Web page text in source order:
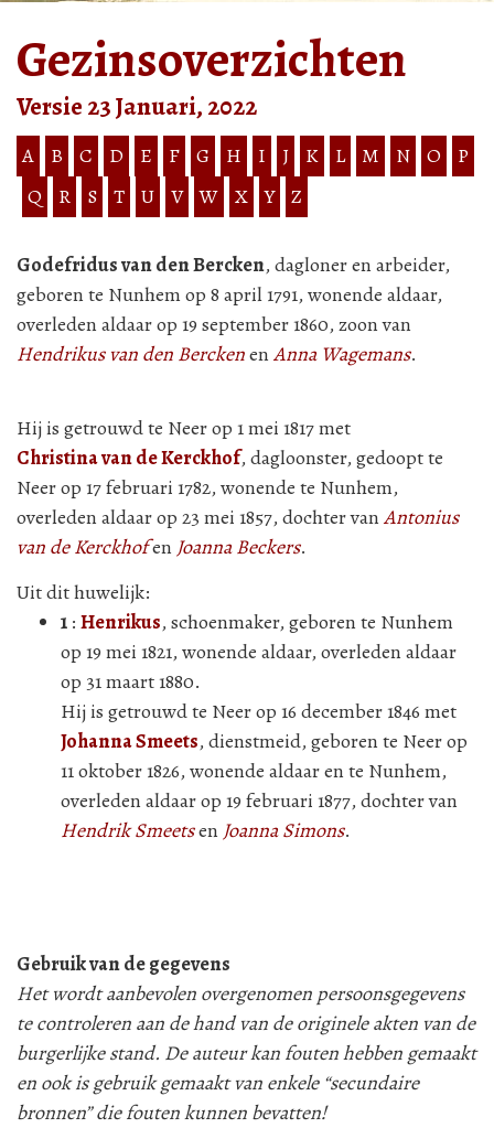
Gezinsoverzichten
Versie 23 Januari, 2022
A B C D E F G H I J K L M N O
P
Q
R S T U V W X Y Z
Godefridus van den Bercken, dagloner en arbeider,
geboren te Nunhem op 8 april 1791, wonende aldaar,
overleden aldaar op 19 september 1860, zoon van
Hendrikus van den BerckenenAnna Wagemans.
Hij is getrouwd te Neer op 1 mei 1817 met
Christina van de Kerckhof, dagloonster, gedoopt te
Neer op 17 februari 1782, wonende te Nunhem,
overleden aldaar op 23 mei 1857, dochter vanAntonius
van de Kerckhofen Joanna Beckers.
Uit dit huwelijk:
1 : Henrikus, schoenmaker, geboren te Nunhem
op 19 mei 1821, wonende aldaar, overleden aldaar
op 31 maart 1880.
Hij is getrouwd te Neer op 16 december 1846 met
Johanna Smeets, dienstmeid, geboren te Neer op
11 oktober 1826, wonende aldaar en te Nunhem,
overleden aldaar op 19 februari 1877, dochter van
Hendrik Smeetsen Joanna Simons.
Gebruik van de gegevens
Het wordt aanbevolen overgenomen persoonsgegevens
te controleren aan de hand van de originele akten van de
burgerlijke stand. De auteur kan fouten hebben gemaakt
en ook is gebruik gemaakt van enkele “secundaire
bronnen” die fouten kunnen bevatten!